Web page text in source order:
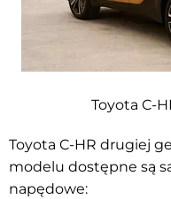
Toyota C-
Toyota C-HR drugiej
modelu dostępne są
napędowe: